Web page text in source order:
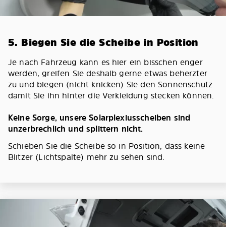
5. Biegen Sie die Scheibe in Position
Je nach Fahrzeug kann es hier ein bisschen enger
werden, greifen Sie deshalb gerne etwas beherzter
zu und biegen (nicht knicken) Sie den Sonnenschutz
damit Sie ihn hinter die Verkleidung stecken können.
Keine Sorge, unsere Solarplexiusscheiben sind
unzerbrechlich und splittern nicht.
Schieben Sie die Scheibe so in Position, dass keine
Blitzer (Lichtspalte) mehr zu sehen sind.